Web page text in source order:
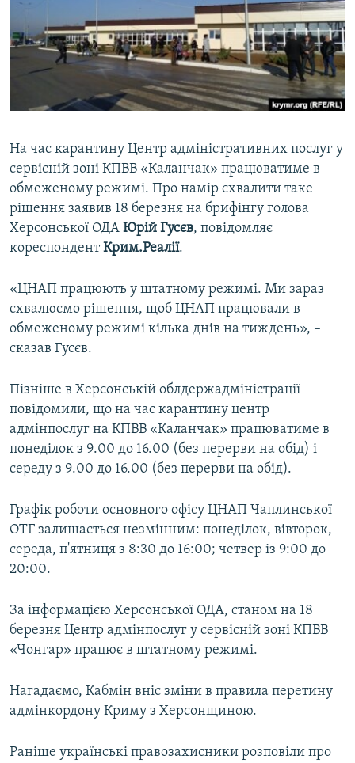
ВІДЕОУРОКИ «ELIFBE»
СВІДЧЕННЯ ОКУПАЦІЇ
УКРАЇНСЬКА ПРОБЛЕМА КРИМУ
ІНФОГРАФІКА
Русский
Qırımtatar
ДОЛУЧАЙСЯ!
На час карантину Центр адміністративних послуг у
сервісній зоні КПВВ «Каланчак» працюватиме в
обмеженому режимі. Про намір схвалити таке
рішення заявив 18 березня на брифінгу голова
Херсонської ОДА Юрій Гусєв, повідомляє
кореспондентКрим.Реалії.
«ЦНАП працюють у штатному режимі. Ми зараз
схвалюємо рішення, щоб ЦНАП працювали в
обмеженому режимі кілька днів на тиждень», –
сказав Гусєв.
Пізніше в Херсонській облдержадміністрації
повідомили, що на час карантину центр
адмінпослуг на КПВВ «Каланчак» працюватиме в
понеділок з 9.00 до 16.00 (без перерви на обід) і
середу з 9.00 до 16.00 (без перерви на обід).
Графік роботи основного офісу ЦНАП Чаплинської
ОТГ залишається незмінним: понеділок, вівторок,
середа, п'ятниця з 8:30 до 16:00; четвер із 9:00 до
20:00.
За інформацією Херсонської ОДА, станом на 18
березня Центр адмінпослуг у сервісній зоні КПВВ
«Чонгар» працює в штатному режимі.
Нагадаємо, Кабмін вніс зміни в правила перетину
адмінкордону Криму з Херсонщиною.
Раніше українські правозахисники розповіли про